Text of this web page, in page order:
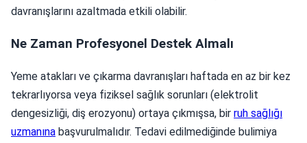
davranışlarını azaltmada etkili olabilir.
Ne Zaman Profesyonel Destek Almalı
Yeme atakları ve çıkarma davranışları haftada en az bir kez
tekrarlıyorsa veya fiziksel sağlık sorunları (elektrolit
dengesizliği, diş erozyonu) ortaya çıkmışsa, bir ruh sağlığı
uzmanına başvurulmalıdır. Tedavi edilmediğinde bulimiya